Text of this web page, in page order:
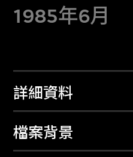
1985年6月
詳細資料
檔案背景